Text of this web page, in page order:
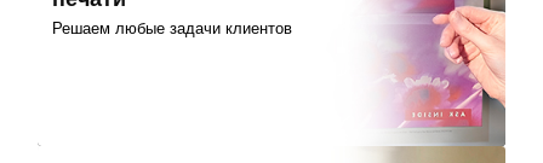
Решаем любые задачи клиентов